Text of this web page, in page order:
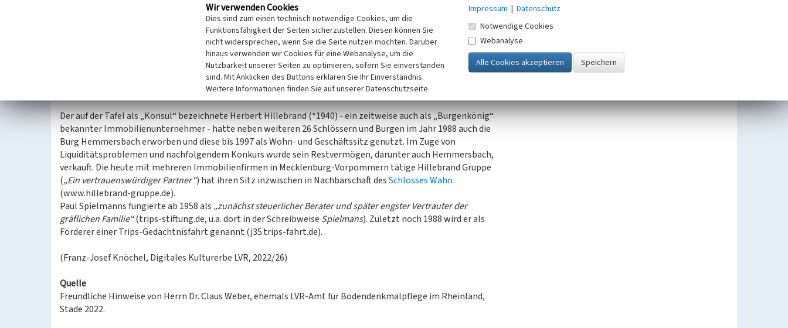
Die nur wenige Quadratmeter Fläche einnehmende Gedenkstätte ist zugewuchtert. Das ungepflegt wirkende
Areal ist mit einem metallenen Zaun umgeben, an dem eine metallene Informationstafel angebracht ist. Die
Altgrabanlage der Vorfahren / Fam. Berghe von Trips
Grundstück von / Konsul Herbert Hillebrand
Utensilien und Aufbau / Paul Spielmanns
Der auf der Tafel als „Konsul“ bezeichnete Herbert Hillebrand (*1940) - ein zeitweise auch als „Burgenkönig“
bekannter Immobilienunternehmer - hatte neben weiteren 26 Schlössern und Burgen im Jahr 1988 auch die
Burg Hemmersbach erworben und diese bis 1997 als Wohn- und Geschäftssitz genutzt. Im Zuge von
Liquiditätsproblemen und nachfolgendem Konkurs wurde sein Restvermögen, darunter auch Hemmersbach,
verkauft. Die heute mit mehreren Immobilienfirmen in Mecklenburg-Vorpommern tätige Hillebrand Gruppe
(„Ein vertrauenswürdiger Partner“) hat ihren Sitz inzwischen in Nachbarschaft desSchlosses Wahn
(www.hillebrand-gruppe.de).
Paul Spielmanns fungierte ab 1958 als „zunächst steuerlicher Berater und später engster Vertrauter der
gräflichen Familie“(trips-stiftung.de, u.a. dort in der Schreibweise Spielmans). Zuletzt noch 1988 wird er als
Förderer einer Trips-Gedächtnisfahrt genannt (j35.trips-fahrt.de).
(Franz-Josef Knöchel, Digitales Kulturerbe LVR, 2022/26)
Quelle
Freundliche Hinweise von Herrn Dr. Claus Weber, ehemals LVR-Amt für Bodendenkmalpflege im Rheinland,
Stade 2022.
Wir verwenden Cookies
Dies sind zum einen technisch notwendige Cookies, um die
Funktionsfähigkeit der Seiten sicherzustellen. Diesen können Sie
nicht widersprechen, wenn Sie die Seite nutzen möchten. Darüber
hinaus verwenden wir Cookies für eine Webanalyse, um die
Nutzbarkeit unserer Seiten zu optimieren, sofern Sie einverstanden
sind. Mit Anklicken des Buttons erklären Sie Ihr Einverständnis.
Weitere Informationen finden Sie auf unserer Datenschutzseite.
Impressum | Datenschutz
Notwendige Cookies
Webanalyse